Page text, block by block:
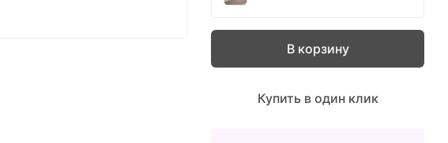
В корзину
Купить в один клик